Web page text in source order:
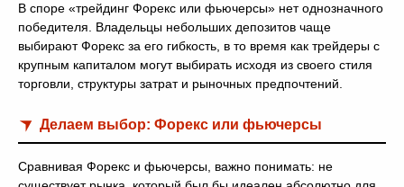
В споре «трейдинг Форекс или фьючерсы» нет однозначного
победителя. Владельцы небольших депозитов чаще
выбирают Форекс за его гибкость, в то время как трейдеры с
крупным капиталом могут выбирать исходя из своего стиля
торговли, структуры затрат и рыночных предпочтений.
Делаем выбор: Форекс или фьючерсы
Сравнивая Форекс и фьючерсы, важно понимать: не